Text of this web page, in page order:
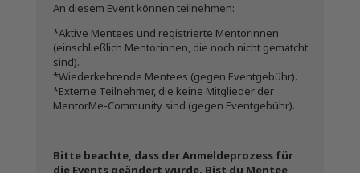
An diesem Event können teilnehmen:
*Aktive Mentees und registrierte Mentorinnen
(einschließlich Mentorinnen, die noch nicht gematcht
sind).
*Wiederkehrende Mentees (gegen Eventgebühr).
*Externe Teilnehmer, die keine Mitglieder der
MentorMe-Community sind (gegen Eventgebühr).
Bitte beachte, dass der Anmeldeprozess für
die Events geändert wurde. Bist du Mentee